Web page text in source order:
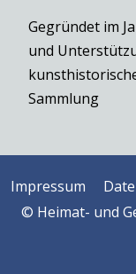
Gegründet im
und
Sammlung
Impressum
© Heimat- und